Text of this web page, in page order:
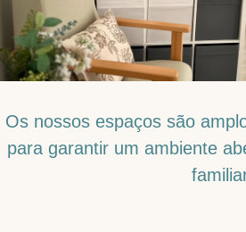
Os nossos espaços são
para garantir um ambiente